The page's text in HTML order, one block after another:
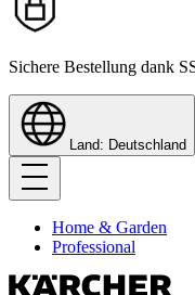
Sichere Bestellung dank
Land: Deutschland
Home & Garden
Professional